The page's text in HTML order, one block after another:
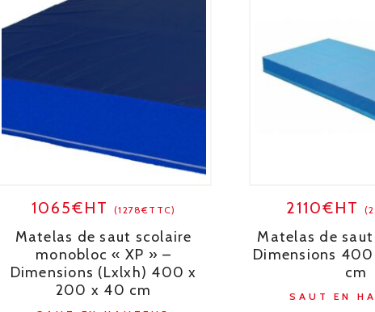
1065€HT(1278€TTC)
Matelas de saut scolaire
monobloc « XP » –
Dimensions (Lxlxh) 400 x
200 x 40 cm
2110€HT
Matelas de
Dimensions
cm
SAUT EN